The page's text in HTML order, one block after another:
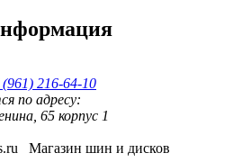
216-64-10
по адресу:
65 корпус 1
Магазин шин и дисков